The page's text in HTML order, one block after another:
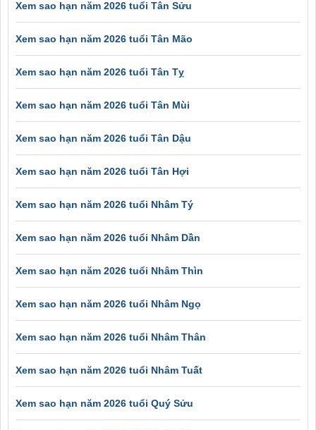
Xem sao hạn năm 2026 tuổi Tân Sửu
Xem sao hạn năm 2026 tuổi Tân Mão
Xem sao hạn năm 2026 tuổi Tân Tỵ
Xem sao hạn năm 2026 tuổi Tân Mùi
Xem sao hạn năm 2026 tuổi Tân Dậu
Xem sao hạn năm 2026 tuổi Tân Hợi
Xem sao hạn năm 2026 tuổi Nhâm Tý
Xem sao hạn năm 2026 tuổi Nhâm Dần
Xem sao hạn năm 2026 tuổi Nhâm Thìn
Xem sao hạn năm 2026 tuổi Nhâm Ngọ
Xem sao hạn năm 2026 tuổi Nhâm Thân
Xem sao hạn năm 2026 tuổi Nhâm Tuất
Xem sao hạn năm 2026 tuổi Quý Sửu